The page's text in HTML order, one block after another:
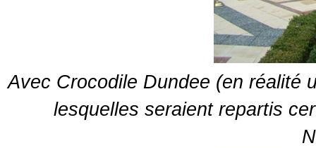
Avec Crocodile Dundee (en réalité
lesquelles seraient repartis